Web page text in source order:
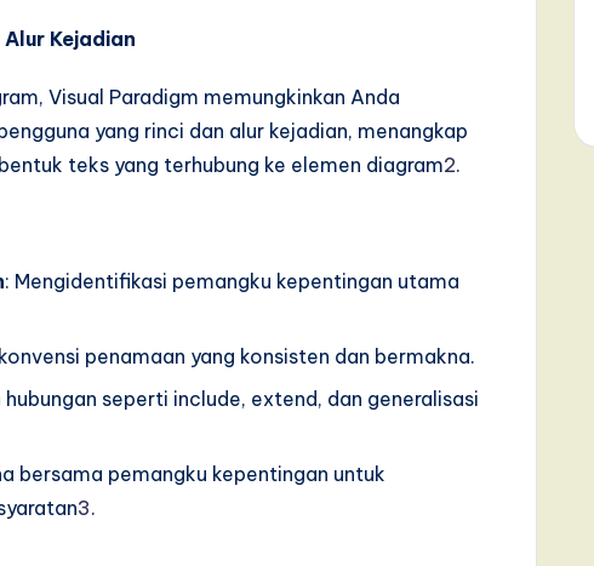
Kejadian
Visual Paradigm memungkinkan Anda
yang rinci dan alur kejadian, menangkap
teks yang terhubung ke elemen diagram2.
: Mengidentifikasi pemangku kepentingan utama
penamaan yang konsisten dan bermakna.
hubungan seperti include, extend, dan generalisasi
bersama pemangku kepentingan untuk
3.